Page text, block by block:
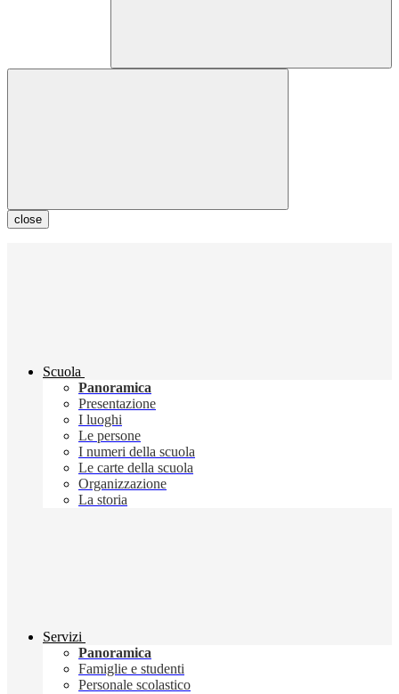
close
Scuola
Panoramica
Presentazione
I luoghi
Le persone
I numeri della scuola
Le carte della scuola
Organizzazione
La storia
Servizi
Panoramica
Famiglie e studenti
Personale scolastico